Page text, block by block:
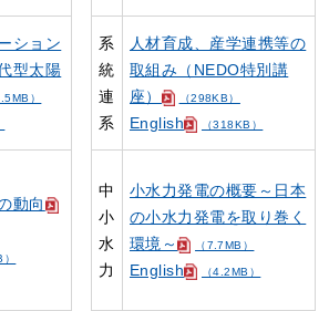
ション
型太陽
）
系
統
連
系
人材育成、産学連携等の
取組み（NEDO特別講
座）
（298KB）
English （318KB）
動向
中
小
水
力
小水力発電の概要～日本
の小水力発電を取り巻く
環境～
（7.7MB）
English （4.2MB）